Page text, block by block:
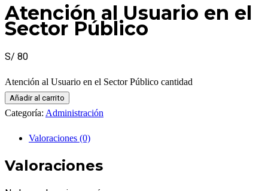
Atención al Usuario en el
Sector Público
S/ 80
Atención al Usuario en el Sector Público cantidad
Añadir al carrito
Categoría: Administración
Valoraciones (0)
Valoraciones